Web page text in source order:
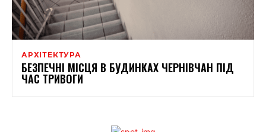
АРХІТЕКТУРА
БЕЗПЕЧНІ МІСЦЯ В БУДИНКАХ ЧЕРНІВЧАН ПІД
ЧАС ТРИВОГИ